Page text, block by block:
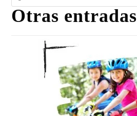
Otras entradas